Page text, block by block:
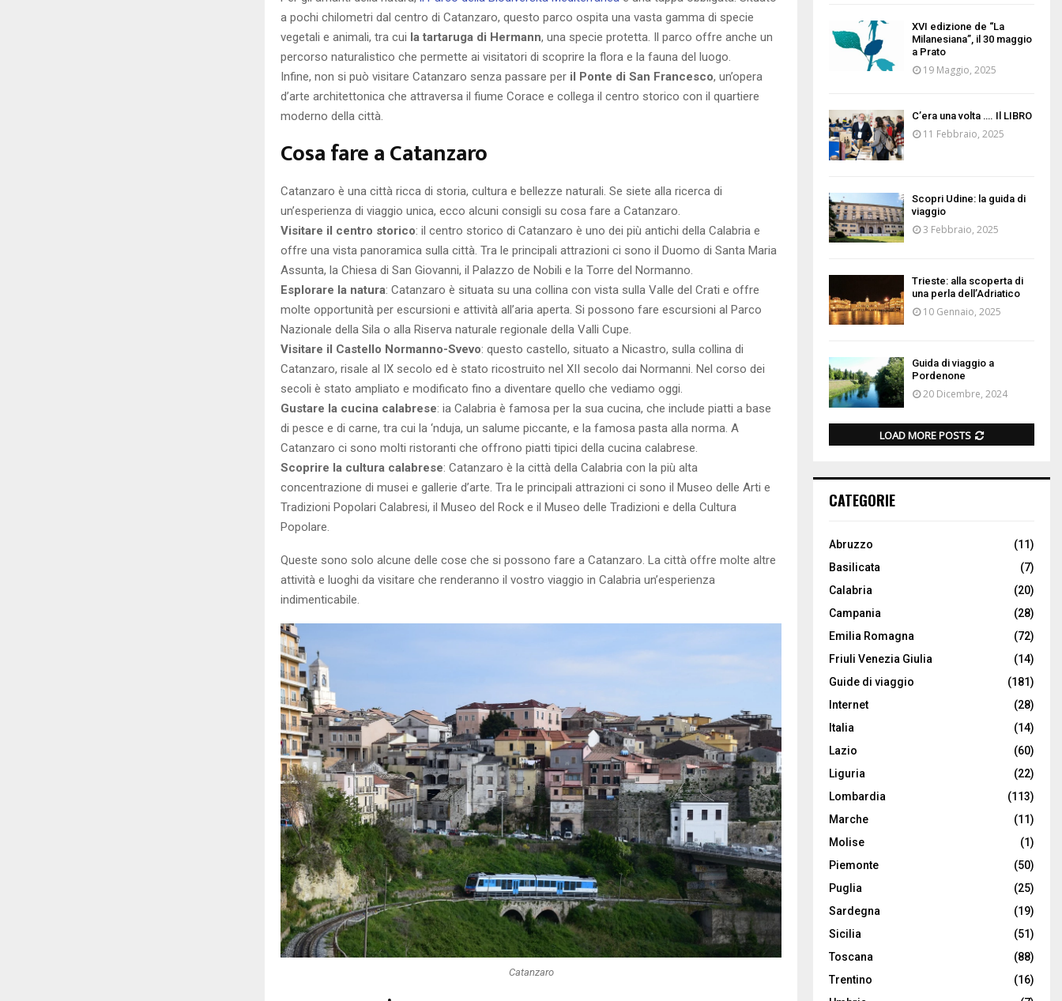
a pochi chilometri dal centro di Catanzaro, questo parco ospita una vasta gamma di specie
vegetali e animali, tra cui la tartaruga di Hermann, una specie protetta. Il parco offre anche un
percorso naturalistico che permette ai visitatori di scoprire la flora e la fauna del luogo.
Infine, non si può visitare Catanzaro senza passare per il Ponte di San Francesco, un’opera
d’arte architettonica che attraversa il fiume Corace e collega il centro storico con il quartiere
moderno della città.
Cosa fare a Catanzaro
Catanzaro è una città ricca di storia, cultura e bellezze naturali. Se siete alla ricerca di
un’esperienza di viaggio unica, ecco alcuni consigli su cosa fare a Catanzaro.
Visitare il centro storico: il centro storico di Catanzaro è uno dei più antichi della Calabria e
offre una vista panoramica sulla città. Tra le principali attrazioni ci sono il Duomo di Santa Maria
Assunta, la Chiesa di San Giovanni, il Palazzo de Nobili e la Torre del Normanno.
Esplorare la natura: Catanzaro è situata su una collina con vista sulla Valle del Crati e offre
molte opportunità per escursioni e attività all’aria aperta. Si possono fare escursioni al Parco
Nazionale della Sila o alla Riserva naturale regionale della Valli Cupe.
Visitare il Castello Normanno-Svevo: questo castello, situato a Nicastro, sulla collina di
Catanzaro, risale al IX secolo ed è stato ricostruito nel XII secolo dai Normanni. Nel corso dei
secoli è stato ampliato e modificato fino a diventare quello che vediamo oggi.
Gustare la cucina calabrese: ia Calabria è famosa per la sua cucina, che include piatti a base
di pesce e di carne, tra cui la ‘nduja, un salume piccante, e la famosa pasta alla norma. A
Catanzaro ci sono molti ristoranti che offrono piatti tipici della cucina calabrese.
Scoprire la cultura calabrese: Catanzaro è la città della Calabria con la più alta
concentrazione di musei e gallerie d’arte. Tra le principali attrazioni ci sono il Museo delle Arti e
Tradizioni Popolari Calabresi, il Museo del Rock e il Museo delle Tradizioni e della Cultura
Popolare.
Queste sono solo alcune delle cose che si possono fare a Catanzaro. La città offre molte altre
attività e luoghi da visitare che renderanno il vostro viaggio in Calabria un’esperienza
indimenticabile.
Catanzaro
XVI edizione de “La
Milanesiana”, il 30 maggio
a Prato
19 Maggio, 2025
C’era una volta …. Il LIBRO
11 Febbraio, 2025
Scopri Udine: la guida di
viaggio
3 Febbraio, 2025
Trieste: alla scoperta di
una perla dell’Adriatico
10 Gennaio, 2025
Guida di viaggio a
Pordenone
20 Dicembre, 2024
LOAD MORE POSTS
CATEGORIE
Abruzzo
(11)
Basilicata
(7)
Calabria
(20)
Campania
(28)
Emilia Romagna
(72)
Friuli Venezia Giulia
(14)
Guide di viaggio
(181)
Internet
(28)
Italia
(14)
Lazio
(60)
Liguria
(22)
Lombardia
(113)
Marche
(11)
Molise
(1)
Piemonte
(50)
Puglia
(25)
Sardegna
(19)
Sicilia
(51)
Toscana
(88)
Trentino
(16)